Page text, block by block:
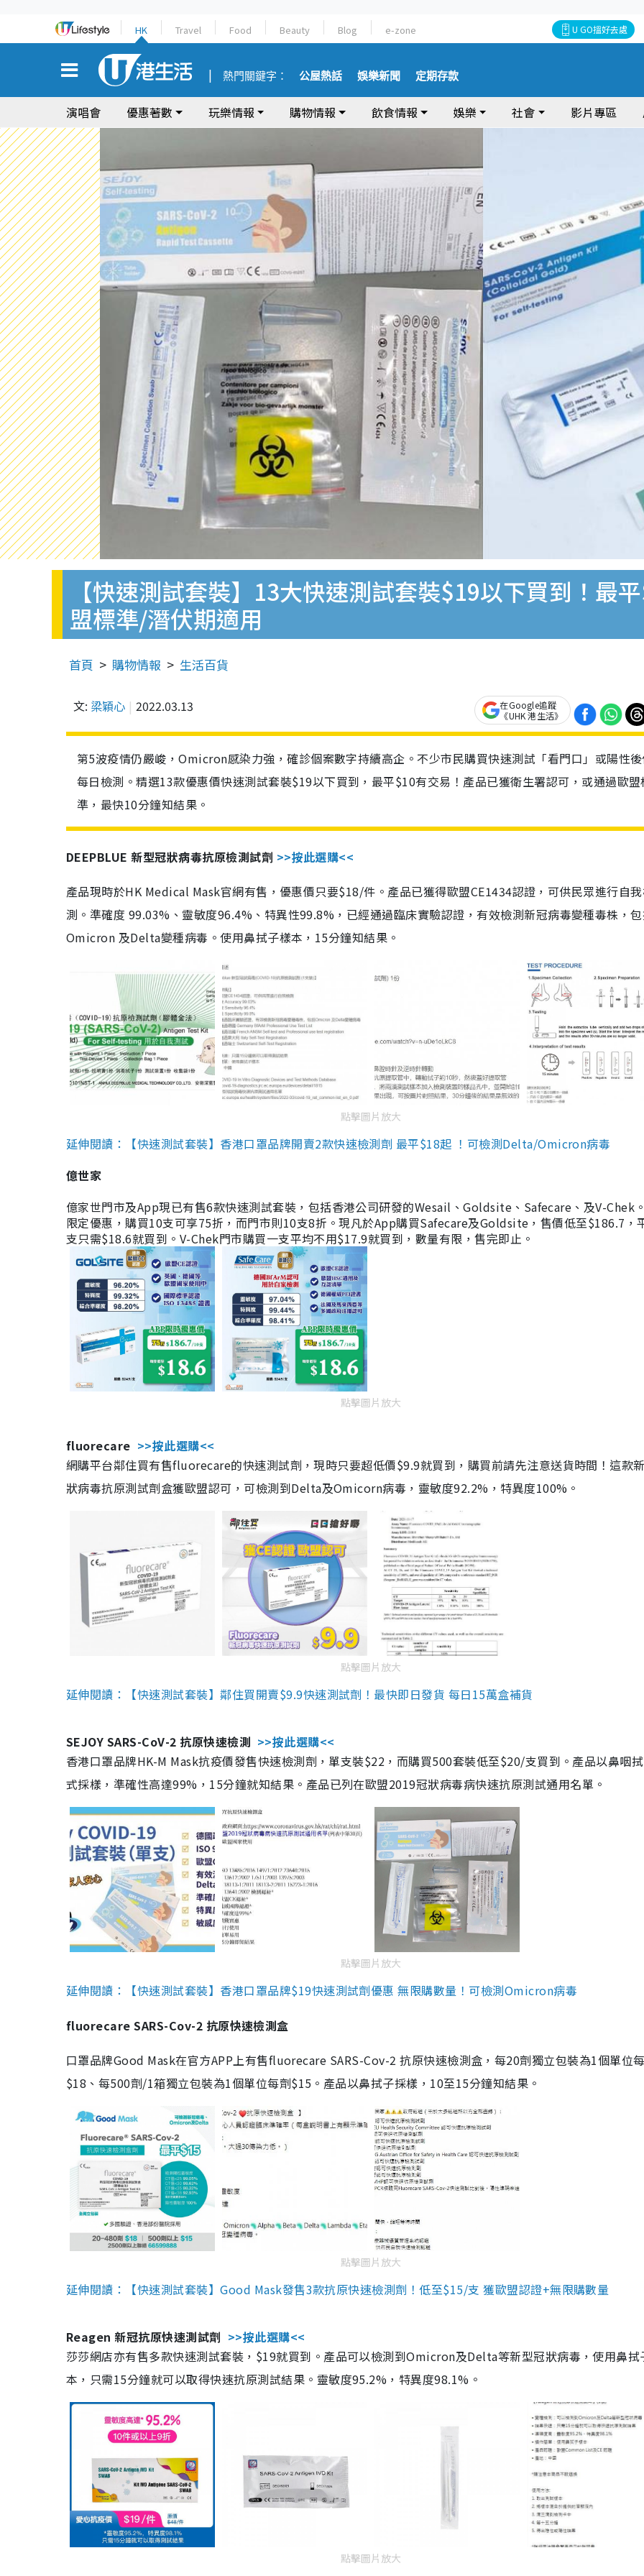
HK Travel Food Beauty Blog e-zone U GO搵好去處
熱門關鍵字： 公屋熱話 娛樂新聞 定期存款
演唱會 優惠著數 玩樂情報 購物情報 飲食情報 娛樂 社會 影片專區
【快速測試套裝】13大快速測試套裝$19以下買到！最
盟標準/潛伏期適用
首頁 購物情報 生活百貨
文: 梁穎心 2022.03.13
在Google追蹤
《UHK 港生活》
第5波疫情仍嚴峻，Omicron感染力強，確診個案數字持續高企。不少市民購買快速測試「看門口」或陽性
每日檢測。精選13款優惠價快速測試套裝$19以下買到，最平$10有交易！產品已獲衛生署認可，或通過歐盟
準，最快10分鐘知結果。
DEEPBLUE 新型冠狀病毒抗原檢測試劑 >>按此選購<<
產品現時於HK Medical Mask官網有售，優惠價只要$18/件。產品已獲得歐盟CE1434認證，可供民眾進行自
測。準確度 99.03%、靈敏度96.4%、特異性99.8%，已經通過臨床實驗認證，有效檢測新冠病毒變種毒株，
Omicron 及Delta變種病毒。使用鼻拭子樣本，15分鐘知結果。
點擊圖片放大
延伸閱讀：【快速測試套裝】香港口罩品牌開賣2款快速檢測劑 最平$18起 ！可檢測Delta/Omicron病毒
億世家
億家世門市及App現已有售6款快速測試套裝，包括香港公司研發的Wesail、Goldsite、Safecare、及V-Chek
限定優惠，購買10支可享75折，而門市則10支8折。現凡於App購買Safecare及Goldsite，售價低至$186.7，
支只需$18.6就買到。V-Chek門市購買一支平均不用$17.9就買到，數量有限，售完即止。
點擊圖片放大
fluorecare >>按此選購<<
網購平台鄰住買有售fluorecare的快速測試劑，現時只要超低價$9.9就買到，購買前請先注意送貨時間！這款
狀病毒抗原測試劑盒獲歐盟認可，可檢測到Delta及Omicorn病毒，靈敏度92.2%，特異度100%。
點擊圖片放大
延伸閱讀：【快速測試套裝】鄰住買開賣$9.9快速測試劑！最快即日發貨 每日15萬盒補貨
SEJOY SARS-CoV-2 抗原快速檢測 >>按此選購<<
香港口罩品牌HK-M Mask抗疫價發售快速檢測劑，單支裝$22，而購買500套裝低至$20/支買到。產品以鼻咽
式採樣，準確性高達99%，15分鐘就知結果。產品已列在歐盟2019冠狀病毒病快速抗原測試通用名單。
點擊圖片放大
延伸閱讀：【快速測試套裝】香港口罩品牌$19快速測試劑優惠 無限購數量！可檢測Omicron病毒
fluorecare SARS-Cov-2 抗原快速檢測盒
口罩品牌Good Mask在官方APP上有售fluorecare SARS-Cov-2 抗原快速檢測盒，每20劑獨立包裝為1個單位
$18、每500劑/1箱獨立包裝為1個單位每劑$15。產品以鼻拭子採樣，10至15分鐘知結果。
點擊圖片放大
延伸閱讀：【快速測試套裝】Good Mask發售3款抗原快速檢測劑！低至$15/支 獲歐盟認證+無限購數量
Reagen 新冠抗原快速測試劑 >>按此選購<<
莎莎網店亦有售多款快速測試套裝，$19就買到。產品可以檢測到Omicron及Delta等新型冠狀病毒，使用鼻拭
本，只需15分鐘就可以取得快速抗原測試結果。靈敏度95.2%，特異度98.1%。
點擊圖片放大